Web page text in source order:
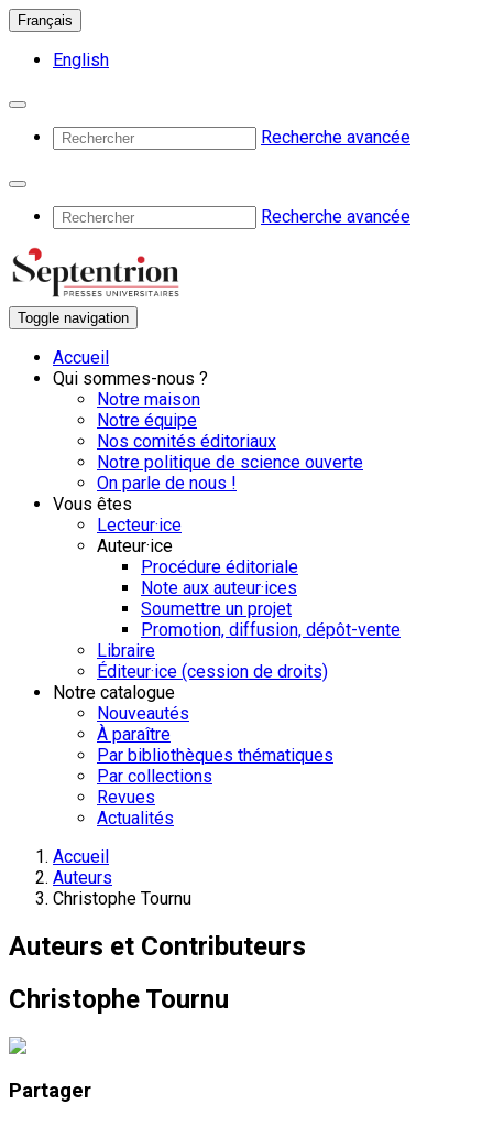
Français
English
Recherche avancée
Recherche avancée
Toggle navigation
Accueil
Qui sommes-nous ?
Notre maison
Notre équipe
Nos comités éditoriaux
Notre politique de science ouverte
On parle de nous !
Vous êtes
Lecteur·ice
Auteur·ice
Procédure éditoriale
Note aux auteur·ices
Soumettre un projet
Promotion, diffusion, dépôt-vente
Libraire
Éditeur·ice (cession de droits)
Notre catalogue
Nouveautés
À paraître
Par bibliothèques thématiques
Par collections
Revues
Actualités
Accueil
Auteurs
Christophe Tournu
Auteurs et Contributeurs
Christophe Tournu
Partager